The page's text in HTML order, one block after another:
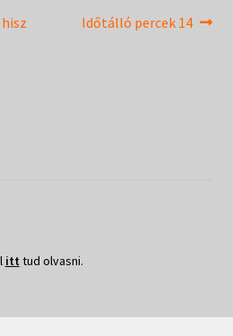
menu
Next
Időtálló percek 14
itt tud olvasni.